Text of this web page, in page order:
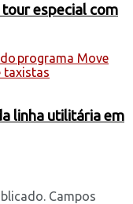
especial com
linha utilitária em
Campos